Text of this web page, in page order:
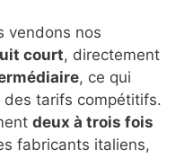
vendons nos
court, directement
, ce qui
des tarifs compétitifs.
deux à trois fois
fabricants italiens,